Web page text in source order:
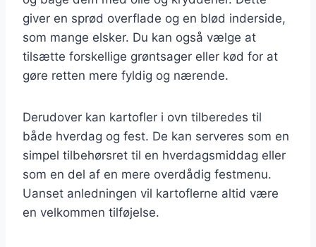
giver en sprød overflade og en blød inderside,
som mange elsker. Du kan også vælge at
tilsætte forskellige grøntsager eller kød for at
gøre retten mere fyldig og nærende.
Derudover kan kartofler i ovn tilberedes til
både hverdag og fest. De kan serveres som en
simpel tilbehørsret til en hverdagsmiddag eller
som en del af en mere overdådig festmenu.
Uanset anledningen vil kartoflerne altid være
en velkommen tilføjelse.